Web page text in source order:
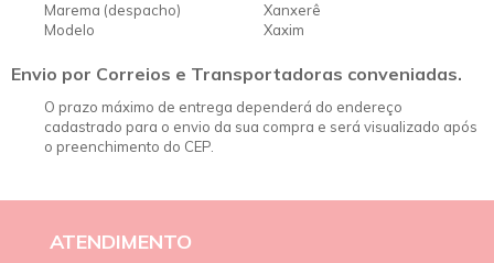
Marema (despacho)
Modelo
Xanxerê
Xaxim
Envio por Correios e Transportadoras conveniadas.
O prazo máximo de entrega dependerá do endereço
cadastrado para o envio da sua compra e será visualizado após
o preenchimento do CEP.
ATENDIMENTO